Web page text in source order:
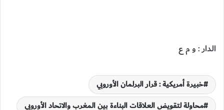
الدار : و م ع
خبيرة أمريكية : قرار البرلمان الأوروبي
محاولة لتقويض العلاقات البناءة بين المغرب والاتحاد الأوروبي